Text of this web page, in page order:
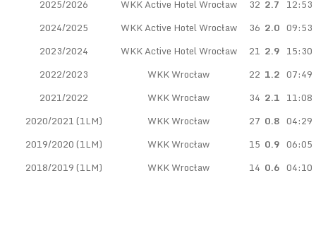
2025/2026 WKK Active Hotel Wrocław 32 2.7 12:53
2024/2025
WKK Active Hotel Wrocław 36 2.0 09:53
2023/2024
WKK Active Hotel Wrocław 21 2.9 15:30
2022/2023
WKK Wrocław 22 1.2 07:49
2021/2022
WKK Wrocław 34 2.1 11:08
2020/2021 (1LM)
WKK Wrocław 27 0.8 04:29
2019/2020 (1LM)
WKK Wrocław 15 0.9 06:05
2018/2019 (1LM)
WKK Wrocław 14 0.6 04:10